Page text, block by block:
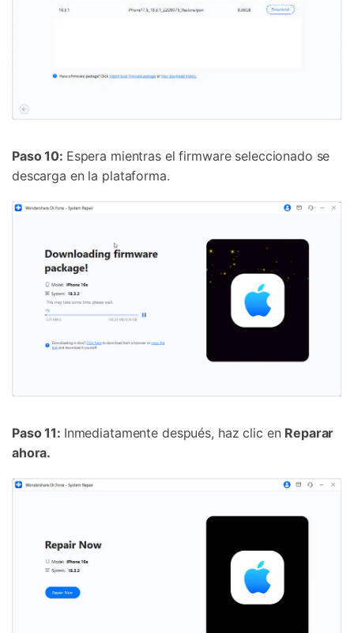
Paso 10: Espera mientras el firmware seleccionado se
descarga en la plataforma.
Paso 11: Inmediatamente después, haz clic en Reparar
ahora.